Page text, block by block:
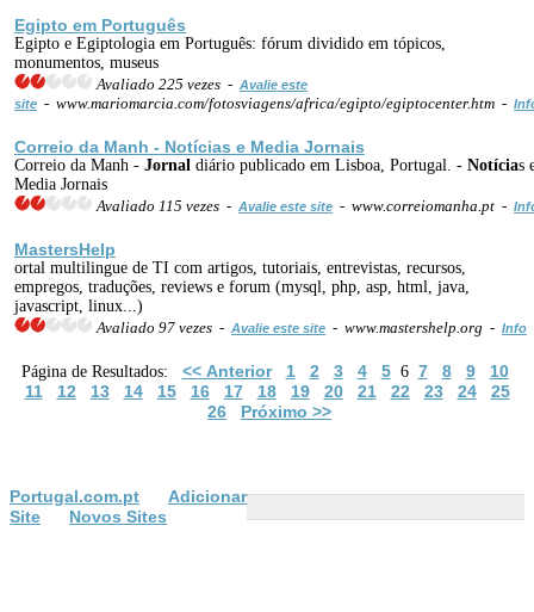
Egipto em Português
Egipto e Egiptologia em Português: fórum dividido em tópicos,
monumentos, museus
Avaliado 225 vezes - Avalie este
site - www.mariomarcia.com/fotosviagens/africa/egipto/egiptocenter.htm -
Correio da Manh - Notícias e Media Jornais
Correio da Manh - Jornal diário publicado em Lisboa, Portugal. - Notícias
Media Jornais
Avaliado 115 vezes - Avalie este site - www.correiomanha.pt -
MastersHelp
ortal multilingue de TI com artigos, tutoriais, entrevistas, recursos,
empregos, traduções, reviews e forum (mysql, php, asp, html, java,
javascript, linux...)
Avaliado 97 vezes - Avalie este site - www.mastershelp.org - Info
Página de Resultados: << Anterior 1 2 3 4 56 7 8 9
10
11
12 13 14 15 16 17 18 19 20 21 22 23 24
25
26
Próximo >>
Portugal.com.pt
Adicionar
Site
Novos Sites